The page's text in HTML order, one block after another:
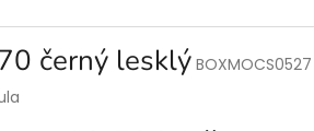
černý lesklý BOXMOCS0527